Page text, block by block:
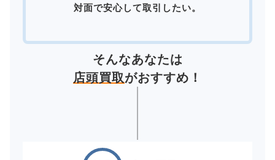
対面で安心して取引したい。
そんなあなたは
店頭買取がおすすめ！